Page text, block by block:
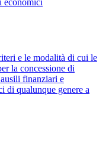
e le modalità di cui le
la concessione di
finanziari e
di qualunque genere a